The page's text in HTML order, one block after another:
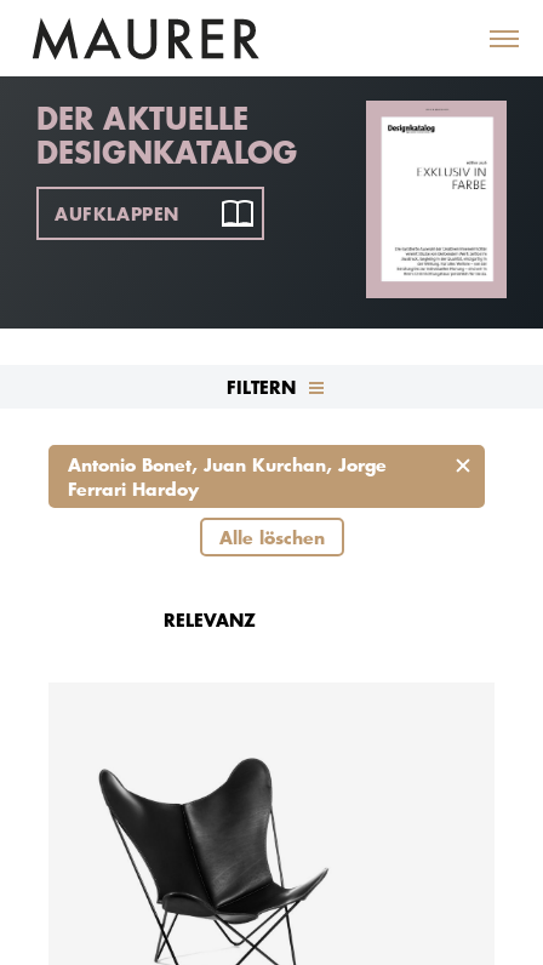
DER AKTUELLE
DESIGNKATALOG
AUFKLAPPEN
FILTERN
Antonio Bonet, Juan Kurchan, Jorge
Ferrari Hardoy
Alle löschen
RELEVANZ